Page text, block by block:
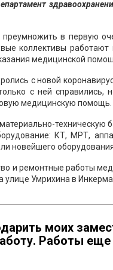
в первую
коллективы
медицинской
с новой
с ней справились,
медицинскую помощь.
техническую
КТ, МРТ,
новейшего
и ремонтные работы
улице Умрихина в
моих
Работы еще